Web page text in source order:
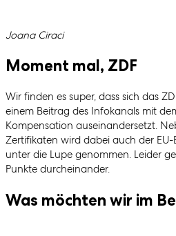
Geschrieben von
Joana Ciraci
Moment mal, ZDF
Wir finden es super, dass sich das
einem Beitrag des Infokanals mit
Kompensation auseinandersetzt.
Zertifikaten wird dabei auch der EU-
unter die Lupe genommen. Leider
Punkte durcheinander.
Was möchten wir im